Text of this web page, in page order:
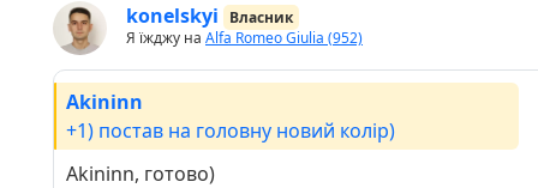
konelskyi
Власник
Я їжджу на Alfa Romeo Giulia (952)
Akininn
+1) постав на головну новий колір)
Akininn, готово)